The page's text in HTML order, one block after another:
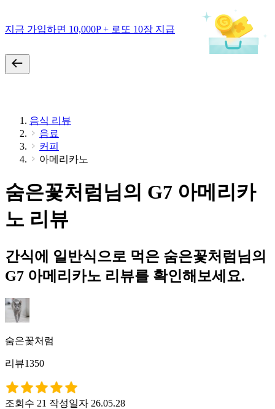
지금 가입하면 10,000P + 로또 10장 지급
음식 리뷰
음료
커피
아메리카노
숨은꽃처럼님의 G7 아메리카
노 리뷰
간식에 일반식으로 먹은 숨은꽃처럼님의
G7 아메리카노 리뷰를 확인해보세요.
숨은꽃처럼
리뷰1350
조회수 21 작성일자 26.05.28